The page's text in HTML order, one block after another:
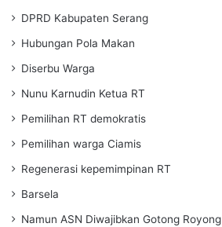
DPRD Kabupaten Serang
Hubungan Pola Makan
Diserbu Warga
Nunu Karnudin Ketua RT
Pemilihan RT demokratis
Pemilihan warga Ciamis
Regenerasi kepemimpinan RT
Barsela
Namun ASN Diwajibkan Gotong Royong